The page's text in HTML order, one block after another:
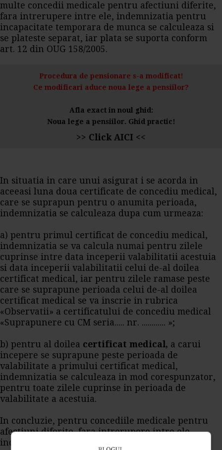
multe concedii medicale pentru afectiuni diferite,
fara intrerupere intre ele, indemnizatia pentru
incapacitate temporara de munca se calculeaza si
se plateste separat, iar plata se suporta conform
art. 12 din OUG 158/2005.
Procedura de pensionare s-a modificat!
Ce modificari aduce noua lege a pensiilor?
Afla exact in noul ghid:
Noua lege a pensiilor. Ghid practic!
>> Click AICI <<
In situatia in care unui asigurat i se acorda in
aceeasi luna doua certificate de concediu medical,
care se suprapun pentru o anumita perioada,
indemnizatia se calculeaza dupa cum urmeaza:
a) pentru primul certificat de concediu medical,
indemnizatia se va calcula numai pentru zilele
cuprinse intre data inceperii valabilitatii acestuia
si data inceperii valabilitatii celui de-al doilea
certificat medical, iar pentru zilele ramase peste
care se suprapune perioada celui de-al doilea
certificat medical se va inscrie in rubrica
«Observatii» a certificatului de concediu medical
«Suprapunere cu CM seria..... nr. ............ »;
b) pentru al doilea certificat medical, a carui
incepere se suprapune peste perioada de
valabilitate a primului certificat medical,
indemnizatia se calculeaza in mod corespunzator,
pentru toate zilele cuprinse in perioada de
valabilitate a acestuia.
In concluzie, pentru concediile medicale pentru
afectiuni diferite, fara intrerupere intre ele,
indemnizatia pentru incapacitate temporara de